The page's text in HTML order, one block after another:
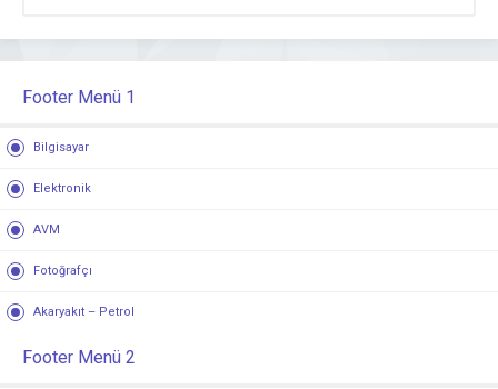
Footer Menü 1
Bilgisayar
Elektronik
AVM
Fotoğrafçı
Akaryakıt – Petrol
Footer Menü 2